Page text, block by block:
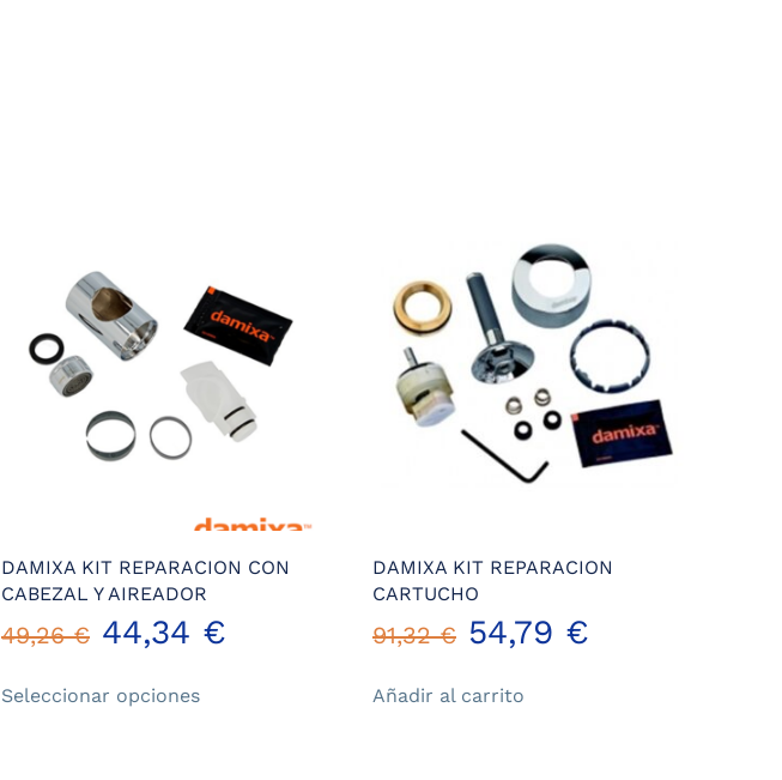
DAMIXA KIT REPARACION CON
CABEZAL Y AIREADOR
49,26€ 44,34 €
Seleccionar opcionesproducto
DAMIXA KIT REPARACION
CARTUCHO
91,32€ El
precio
54,79 €
Añadir al carrito